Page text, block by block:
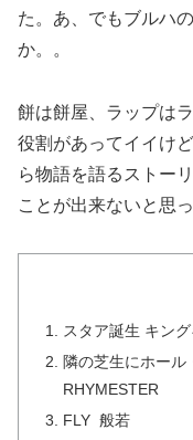
た。あ、でもブルハ
か。。
餅は餅屋、ラップは
役割があってイイけ
ら物語を語るストー
ことが出来ないと思っ
スタア誕生 キン
隣の芝生にホール
RHYMESTER
FLY 般若